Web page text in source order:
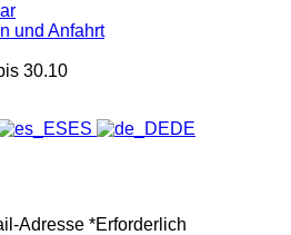
und Anfahrt
30.10
ES DE
Adresse *Erforderlich